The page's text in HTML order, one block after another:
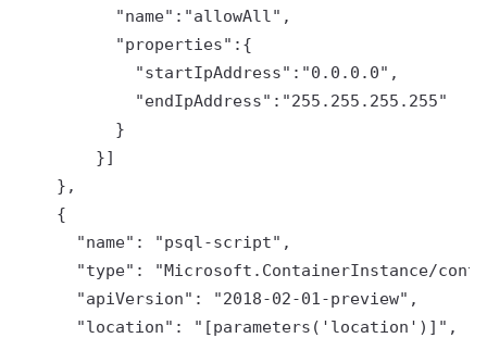
          "name":"allowAll",
          "properties":{
            "startIpAddress":"0.0.0.0",
            "endIpAddress":"255.255.255.255"
          }
        }]
    },
    {
      "name": "psql-script",
"type": "Microsoft.ContainerInstance/
      "apiVersion": "2018-02-01-preview",
      "location": "[parameters('location')]",